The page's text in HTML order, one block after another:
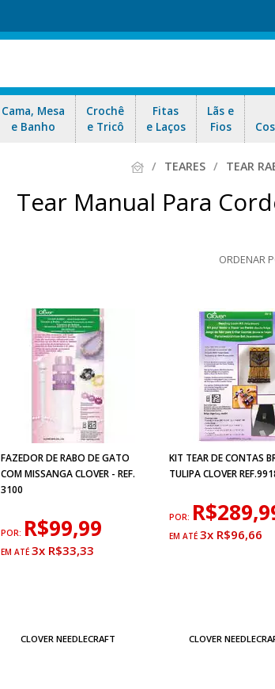
Cama, Mesa
e Banho
Crochê
e Tricô
Fitas
e Laços
Lãs e
Fios
TEARES TEAR
Tear Manual Para
FAZEDOR DE RABO DE GATO
COM MISSANGA CLOVER - REF.
3100
POR: R$99,99
3x R$33,33
CLOVER NEEDLECRAFT
KIT TEAR DE CONTAS
TULIPA CLOVER
POR:
3x R$96,66
CLOVER